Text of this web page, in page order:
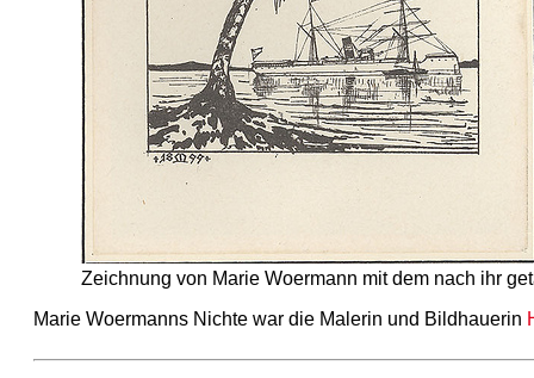
Zeichnung von Marie Woermann mit dem nach ihr
Marie Woermanns Nichte war die Malerin und Bildhauerin